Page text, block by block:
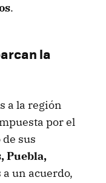
.
la
a la región
por el
sus
Puebla,
a un acuerdo,